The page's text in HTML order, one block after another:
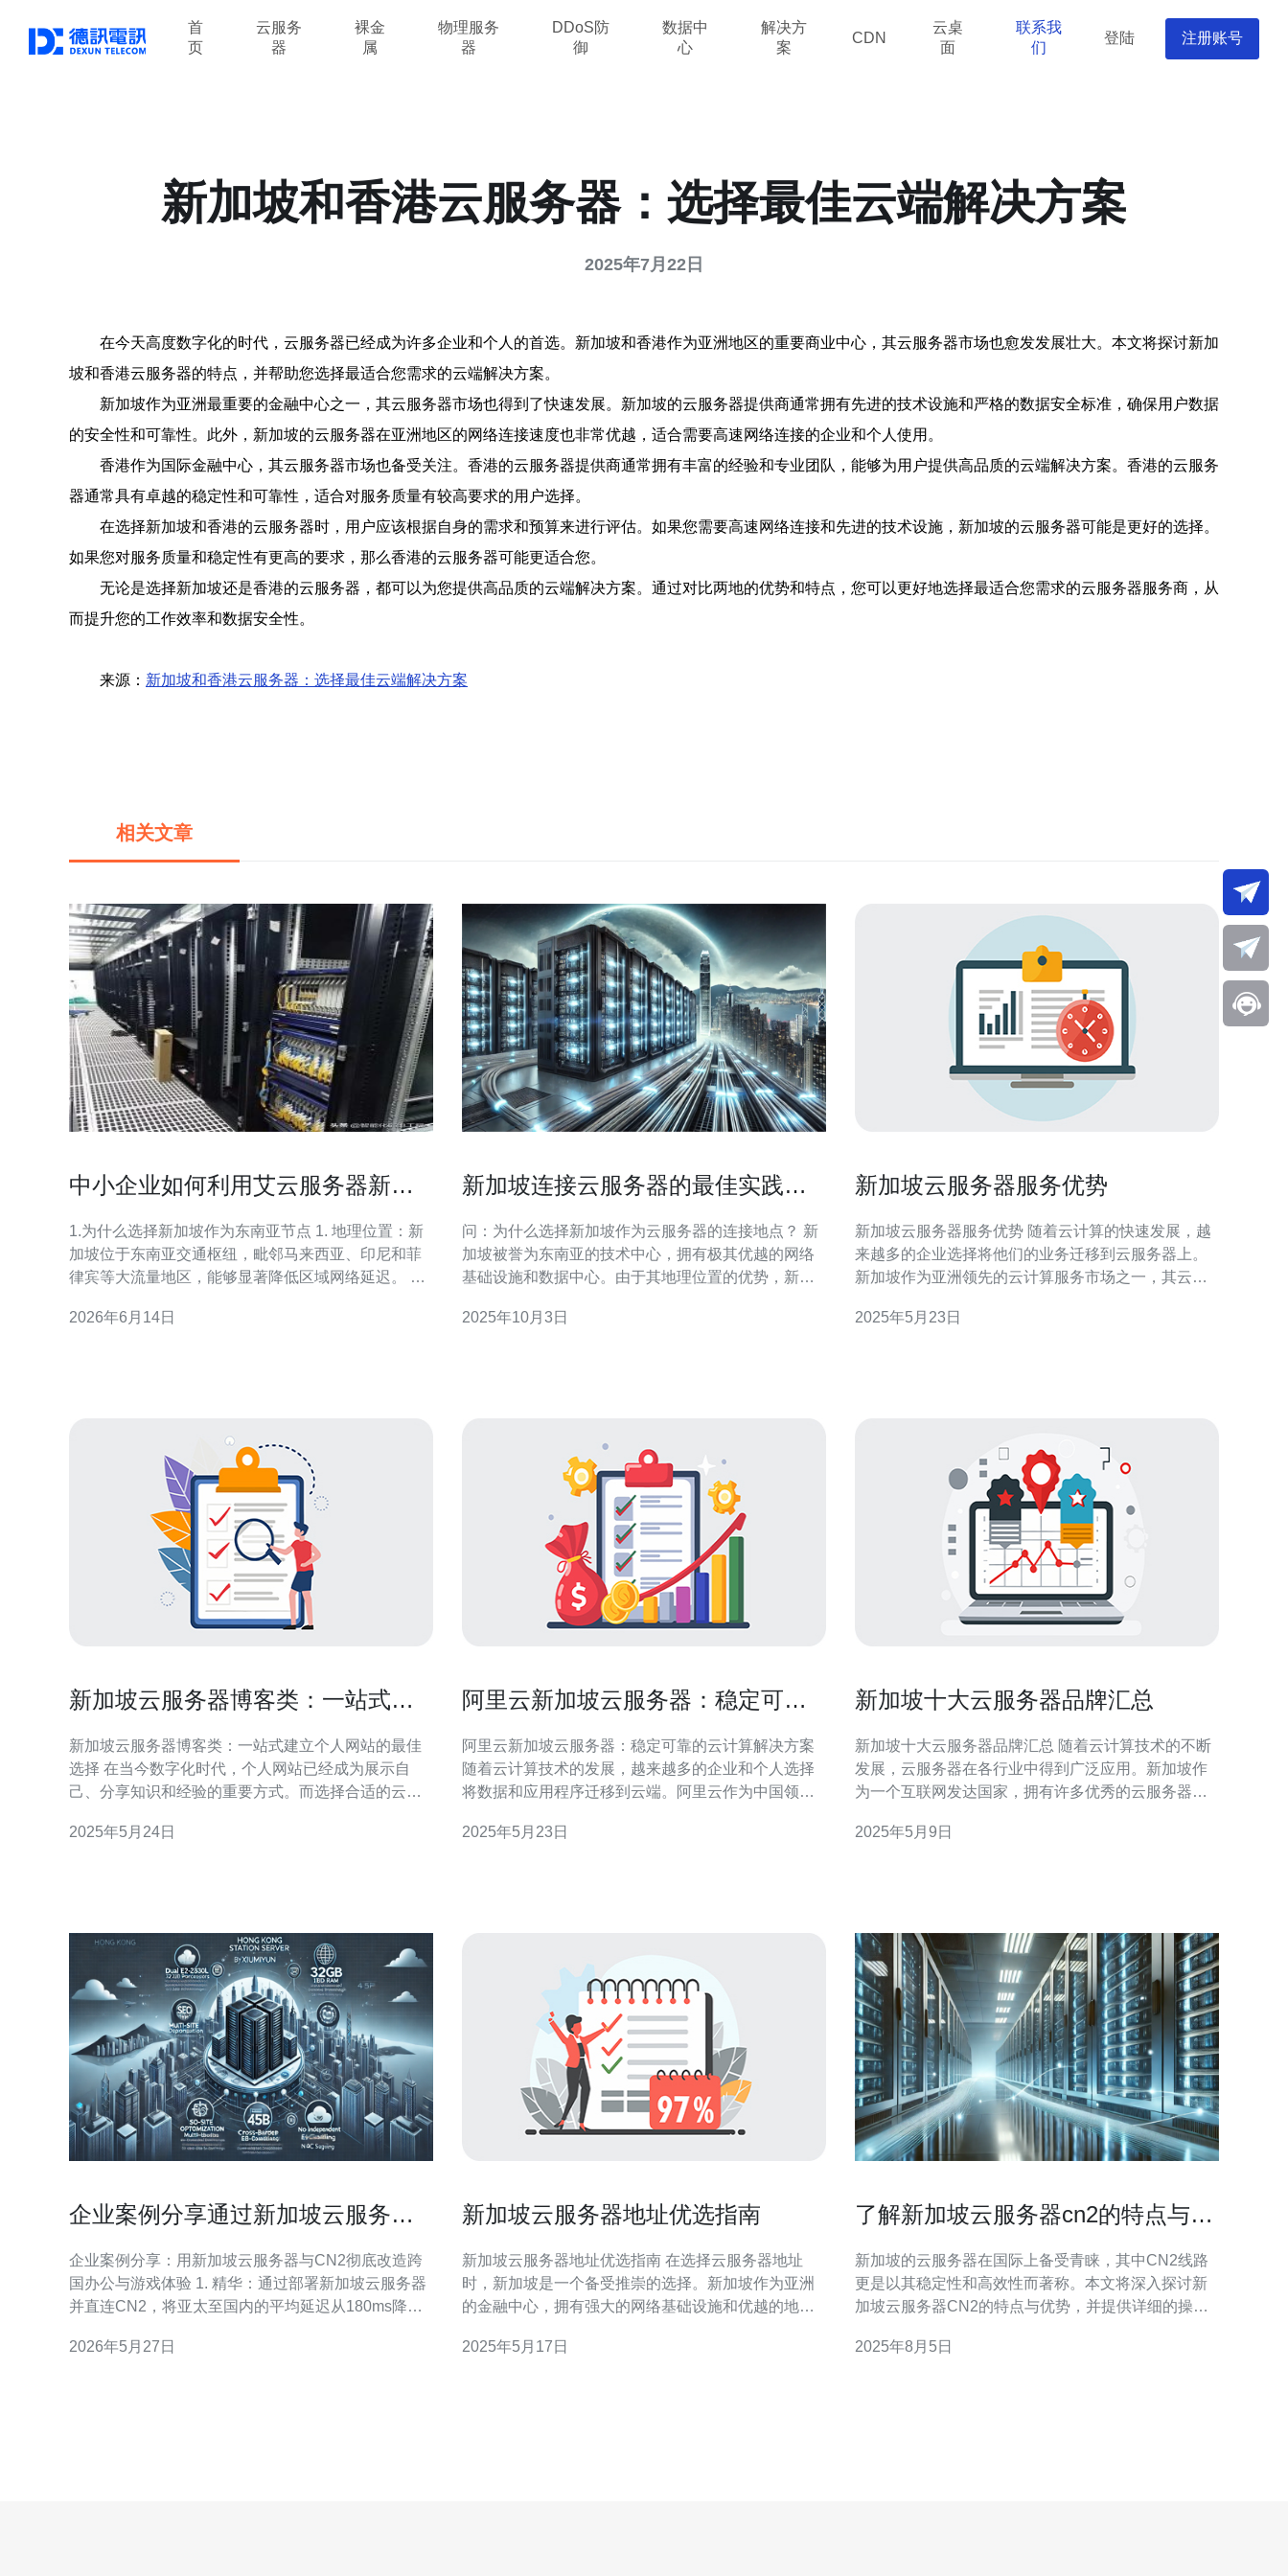
首
页
云服务
器
裸金
属
物理服务
器
DDoS防
御
数据中
心
解决方
案
CDN
云桌
面
联系我
们
登陆 注册账号
新加坡和香港云服务器：选择最佳云端解决方案
2025年7月22日
在今天高度数字化的时代，云服务器已经成为许多企业和个人的首选。新加坡和香港作为亚洲地区的重要商业中心，其云服务器市场也愈发发展壮大。本文将探讨新加
坡和香港云服务器的特点，并帮助您选择最适合您需求的云端解决方案。
新加坡作为亚洲最重要的金融中心之一，其云服务器市场也得到了快速发展。新加坡的云服务器提供商通常拥有先进的技术设施和严格的数据安全标准，确保用户数据
的安全性和可靠性。此外，新加坡的云服务器在亚洲地区的网络连接速度也非常优越，适合需要高速网络连接的企业和个人使用。
香港作为国际金融中心，其云服务器市场也备受关注。香港的云服务器提供商通常拥有丰富的经验和专业团队，能够为用户提供高品质的云端解决方案。香港的云服务
器通常具有卓越的稳定性和可靠性，适合对服务质量有较高要求的用户选择。
在选择新加坡和香港的云服务器时，用户应该根据自身的需求和预算来进行评估。如果您需要高速网络连接和先进的技术设施，新加坡的云服务器可能是更好的选择。
如果您对服务质量和稳定性有更高的要求，那么香港的云服务器可能更适合您。
无论是选择新加坡还是香港的云服务器，都可以为您提供高品质的云端解决方案。通过对比两地的优势和特点，您可以更好地选择最适合您需求的云服务器服务商，从
而提升您的工作效率和数据安全性。
来源： 新加坡和香港云服务器：选择最佳云端解决方案
相关文章
中小企业如何利用艾云服务器新加
1.为什么选择新加坡作为东南亚节点 1. 地理位置：新
加坡位于东南亚交通枢纽，毗邻马来西亚、印尼和菲
律宾等大流量地区，能够显著降低区域网络延迟。 2.
联网交换点），利于提升连通性和带宽稳定性。 3. 法
2026年6月14日
新加坡连接云服务器的最佳实践和
问：为什么选择新加坡作为云服务器的连接地点？ 新
加坡被誉为东南亚的技术中心，拥有极其优越的网络
基础设施和数据中心。由于其地理位置的优势，新加
新加坡的数据保护法相对完善，非常适合企业存储敏
2025年10月3日
新加坡云服务器服务优势
新加坡云服务器服务优势 随着云计算的快速发展，越
来越多的企业选择将他们的业务迁移到云服务器上。
新加坡作为亚洲领先的云计算服务市场之一，其云服
有先进的基础设施和技术，保证了服务器的高性能和
2025年5月23日
新加坡云服务器博客类：一站式建
新加坡云服务器博客类：一站式建立个人网站的最佳
选择 在当今数字化时代，个人网站已经成为展示自
己、分享知识和经验的重要方式。而选择合适的云服
云服务器博客类服务正逐渐成为越来越多人的首选，
2025年5月24日
阿里云新加坡云服务器：稳定可靠
阿里云新加坡云服务器：稳定可靠的云计算解决方案
随着云计算技术的发展，越来越多的企业和个人选择
将数据和应用程序迁移到云端。阿里云作为中国领先
靠的云服务器解决方案。其中，阿里云新加坡云服务
2025年5月23日
新加坡十大云服务器品牌汇总
新加坡十大云服务器品牌汇总 随着云计算技术的不断
发展，云服务器在各行业中得到广泛应用。新加坡作
为一个互联网发达国家，拥有许多优秀的云服务器品
您选择最适合的服务提供商。 AWS是全球最大的云计
2025年5月9日
企业案例分享通过新加坡云服务器
方法
企业案例分享：用新加坡云服务器与CN2彻底改造跨
国办公与游戏体验 1. 精华：通过部署新加坡云服务器
并直连CN2，将亚太至国内的平均延迟从180ms降至
BGP、CDN加速与智能路由策略，实现办公应用秒级
2026年5月27日
新加坡云服务器地址优选指南
新加坡云服务器地址优选指南 在选择云服务器地址
时，新加坡是一个备受推崇的选择。新加坡作为亚洲
的金融中心，拥有强大的网络基础设施和优越的地理
提供一份新加坡云服务器地址优选指南，帮助您选择
2025年5月17日
了解新加坡云服务器cn2的特点与优
新加坡的云服务器在国际上备受青睐，其中CN2线路
更是以其稳定性和高效性而著称。本文将深入探讨新
加坡云服务器CN2的特点与优势，并提供详细的操作
1. CN2的定义与特点 CN2是中国电信推出的一种网络
2025年8月5日